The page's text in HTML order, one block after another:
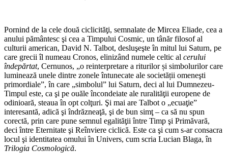
Pornind de la cele două ciclicităţi, semnalate de Mircea Eliade, cea a
anului pământesc şi cea a Timpului Cosmic, un tânăr filosof al
culturii american, David N. Talbot, desluşeşte în mitul lui Saturn, pe
care grecii îl numeau Cronos, elinizând numele celtic al cerului
îndepărtat, Cernunos, „o reinterpretare a riturilor și simbolurilor care
luminează unele dintre zonele întunecate ale societății omeneşti
primordiale”, în care „simbolul” lui Saturn, deci al lui Dumnezeu-
Timpul este, ca şi pe ouăle încondeiate ale ruralităţii europene de
odinioară, steaua în opt colţuri. Şi mai are Talbot o „ecuaţie”
interesantă, adică şi îndrăzneaţă, şi de bun simţ – ca să nu spun
corectă, prin care pune semnul egalităţii între Timp şi Primăvară,
deci între Eternitate şi Reînviere ciclică. Este ca şi cum s-ar consacra
locul şi identitatea omului în Univers, cum scria Lucian Blaga, în
Trilogia Cosmologică.